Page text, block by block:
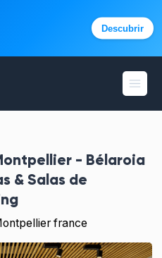
- Bélaroia
& Salas de
france
Descubrir